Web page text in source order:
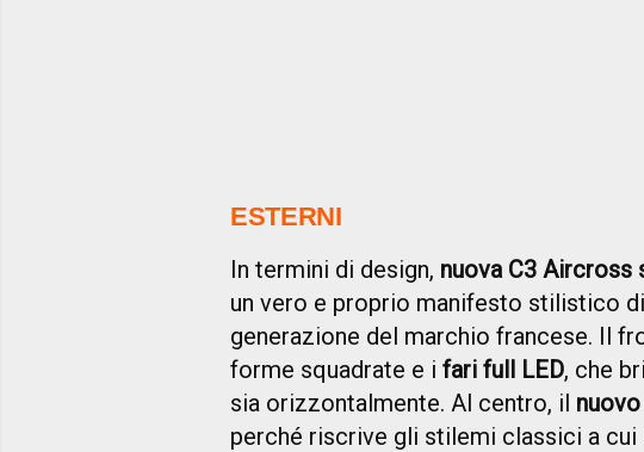
ESTERNI
In termini di design, nuova C3 Aircross
un vero e proprio manifesto stilistico
generazione del marchio francese. Il
forme squadrate e i fari full LED, che
sia orizzontalmente. Al centro, il
perché riscrive gli stilemi classici a